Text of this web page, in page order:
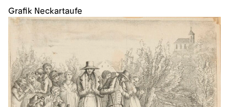
Grafik Neckartaufe